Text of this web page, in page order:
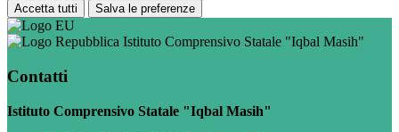
Accetta tutti Salva le preferenze
Istituto Comprensivo Statale "Iqbal Masih"
Contatti
Istituto Comprensivo Statale "Iqbal Masih"